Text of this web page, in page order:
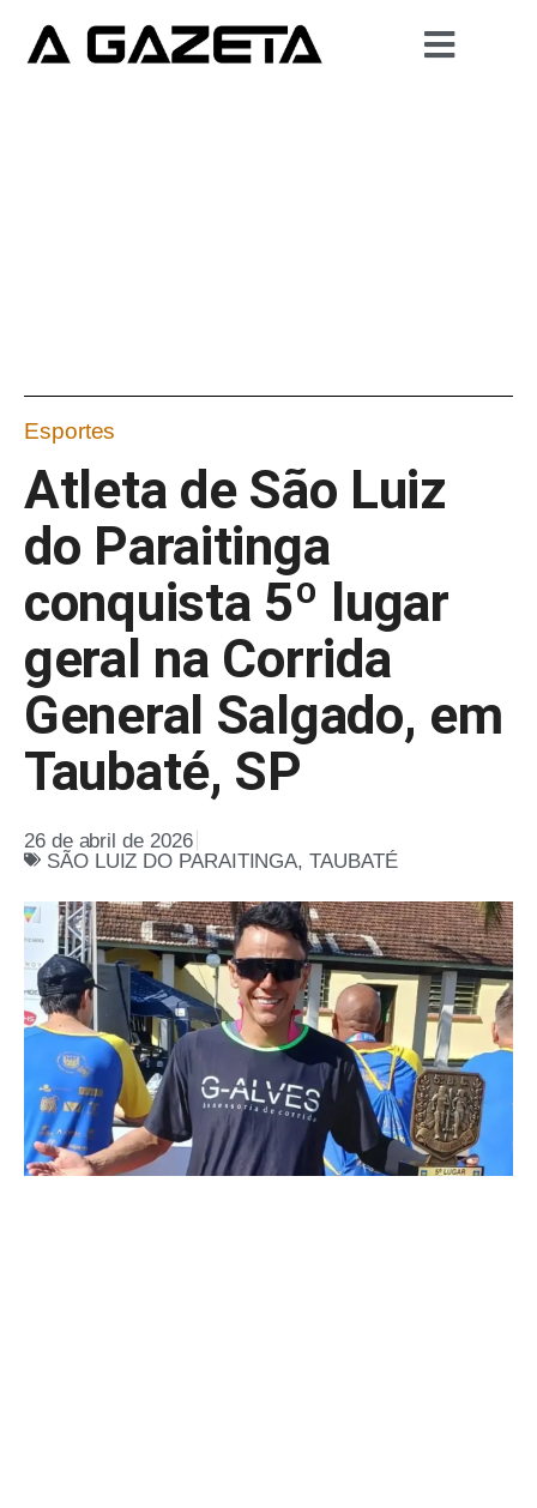
Esportes
Atleta de São Luiz
do Paraitinga
conquista 5º lugar
geral na Corrida
General Salgado, em
Taubaté, SP
26 de abril de 2026
SÃO LUIZ DO PARAITINGA,TAUBATÉ